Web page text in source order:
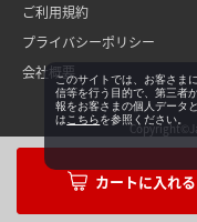
ご利用規約
プライバシーポリシー
会社概要このサイトでは、お客さま
信等を行う目的で、第三者
報をお客さまの個人データ
は こちらを参照ください。